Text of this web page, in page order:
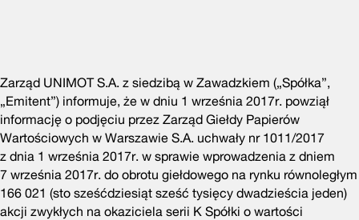
Zarząd UNIMOT S.A. z siedzibą w Zawadzkiem („Spółka”,
„Emitent”) informuje, że w dniu 1 września 2017r. powziął
informację o podjęciu przez Zarząd Giełdy Papierów
Wartościowych w Warszawie S.A. uchwały nr 1011/2017
z dnia 1 września 2017r. w sprawie wprowadzenia z dniem
7 września 2017r. do obrotu giełdowego na rynku równoległym
166 021 (sto sześćdziesiąt sześć tysięcy dwadzieścia jeden)
akcji zwykłych na okaziciela serii K Spółki o wartości